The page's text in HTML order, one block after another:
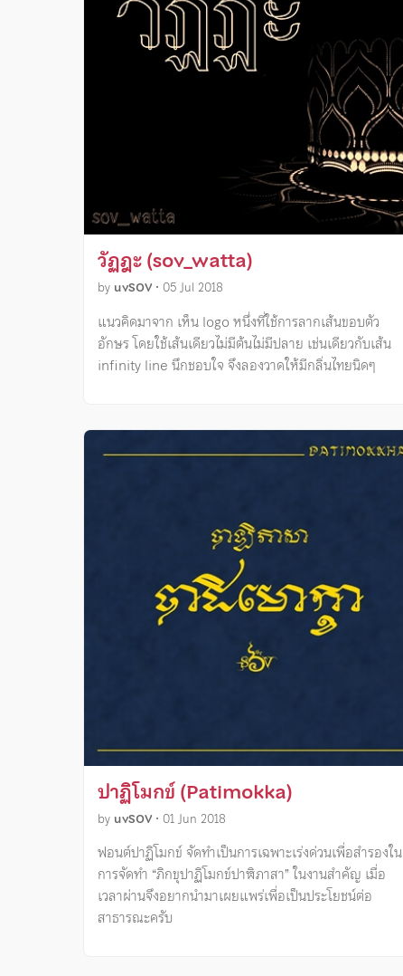
วัฏฎะ (sov_watta)
by uvSOV • 05 Jul 2018
แนวคิดมาจาก เห็น logo หนึ่งที่ใช้การลากเส้นขอบตัว
อักษร โดยใช้เส้นเดียวไม่มีต้นไม่มีปลาย เช่นเดียวกับเส้น
infinity line นึกชอบใจ จึงลองวาดให้มีกลิ่นไทยนิดๆ
ปาฏิโมกข์ (Patimokka)
by uvSOV • 01 Jun 2018
ฟอนต์ปาฏิโมกข์ จัดทำเป็นการเฉพาะเร่งด่วนเพื่อสำรองใน
การจัดทำ “ภิกขุปาฏิโมกข์ปาฬิภาสา” ในงานสำคัญ เมื่อ
เวลาผ่านจึงอยากนำมาเผยแพร่เพื่อเป็นประโยชน์ต่อ
สาธารณะครับ